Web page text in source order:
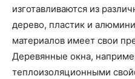
изготавливаются из
дерево, пластик и
материалов имеет свои
Деревянные окна,
теплоизоляционными